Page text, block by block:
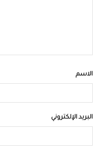
الاسم
البريد الإلكتروني